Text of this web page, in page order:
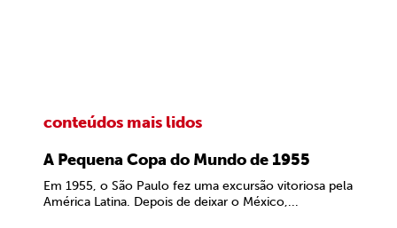
conteúdos mais lidos
A Pequena Copa do Mundo de 1955
Em 1955, o São Paulo fez uma excursão vitoriosa pela
América Latina. Depois de deixar o México,...